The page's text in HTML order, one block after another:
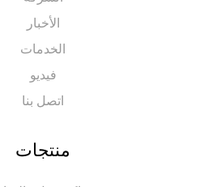
الخدمات
اتصل بنا
منتجات